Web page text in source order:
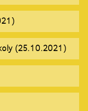
(25.10.2021)